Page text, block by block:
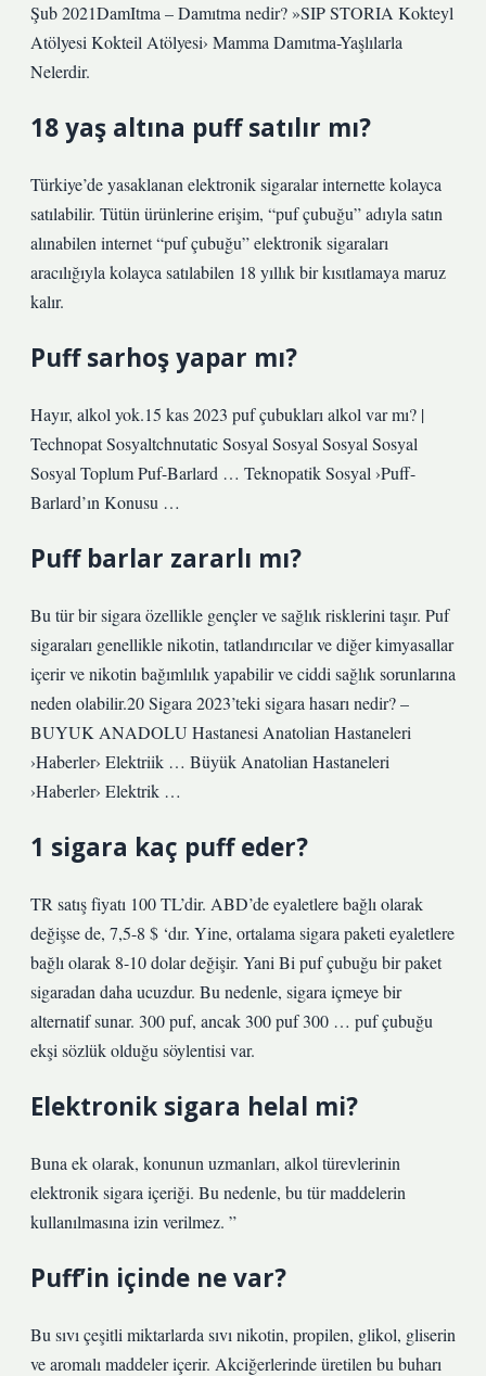
Şub 2021DamItma – Damıtma nedir? »SIP STORIA Kokteyl
Atölyesi Kokteil Atölyesi› Mamma Damıtma-Yaşlılarla
Nelerdir.
18 yaş altına puff satılır mı?
Türkiye’de yasaklanan elektronik sigaralar internette kolayca
satılabilir. Tütün ürünlerine erişim, “puf çubuğu” adıyla satın
alınabilen internet “puf çubuğu” elektronik sigaraları
aracılığıyla kolayca satılabilen 18 yıllık bir kısıtlamaya maruz
kalır.
Puff sarhoş yapar mı?
Hayır, alkol yok.15 kas 2023 puf çubukları alkol var mı? |
Technopat Sosyaltchnutatic Sosyal Sosyal Sosyal Sosyal
Sosyal Toplum Puf-Barlard … Teknopatik Sosyal ›Puff-
Barlard’ın Konusu …
Puff barlar zararlı mı?
Bu tür bir sigara özellikle gençler ve sağlık risklerini taşır. Puf
sigaraları genellikle nikotin, tatlandırıcılar ve diğer kimyasallar
içerir ve nikotin bağımlılık yapabilir ve ciddi sağlık sorunlarına
neden olabilir.20 Sigara 2023’teki sigara hasarı nedir? –
BUYUK ANADOLU Hastanesi Anatolian Hastaneleri
›Haberler› Elektriik … Büyük Anatolian Hastaneleri
›Haberler› Elektrik …
1 sigara kaç puff eder?
TR satış fiyatı 100 TL’dir. ABD’de eyaletlere bağlı olarak
değişse de, 7,5-8 $ ‘dır. Yine, ortalama sigara paketi eyaletlere
bağlı olarak 8-10 dolar değişir. Yani Bi puf çubuğu bir paket
sigaradan daha ucuzdur. Bu nedenle, sigara içmeye bir
alternatif sunar. 300 puf, ancak 300 puf 300 … puf çubuğu
ekşi sözlük olduğu söylentisi var.
Elektronik sigara helal mi?
Buna ek olarak, konunun uzmanları, alkol türevlerinin
elektronik sigara içeriği. Bu nedenle, bu tür maddelerin
kullanılmasına izin verilmez. ”
Puff’in içinde ne var?
Bu sıvı çeşitli miktarlarda sıvı nikotin, propilen, glikol, gliserin
ve aromalı maddeler içerir. Akciğerlerinde üretilen bu buharı